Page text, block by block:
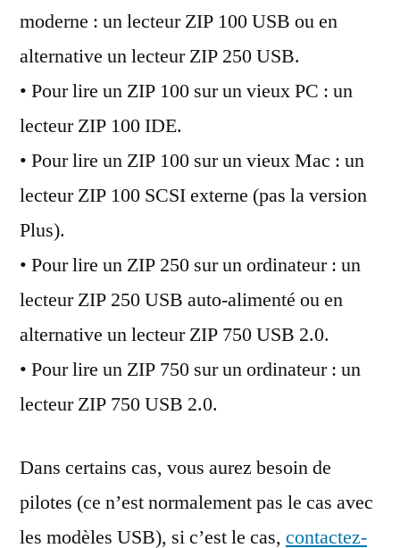
moderne : un lecteur ZIP 100 USB ou en
alternative un lecteur ZIP 250 USB.
• Pour lire un ZIP 100 sur un vieux PC : un
lecteur ZIP 100 IDE.
• Pour lire un ZIP 100 sur un vieux Mac : un
lecteur ZIP 100 SCSI externe (pas la version
Plus).
• Pour lire un ZIP 250 sur un ordinateur : un
lecteur ZIP 250 USB auto-alimenté ou en
alternative un lecteur ZIP 750 USB 2.0.
• Pour lire un ZIP 750 sur un ordinateur : un
lecteur ZIP 750 USB 2.0.
Dans certains cas, vous aurez besoin de
pilotes (ce n’est normalement pas le cas avec
les modèles USB), si c’est le cas, contactez-